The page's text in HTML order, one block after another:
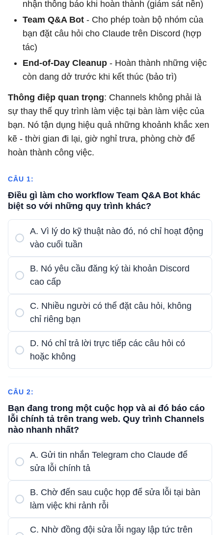
nhận thông báo khi hoàn thành (giám sát nền)
Team Q&A Bot - Cho phép toàn bộ nhóm của
bạn đặt câu hỏi cho Claude trên Discord (hợp
tác)
End-of-Day Cleanup - Hoàn thành những việc
còn dang dở trước khi kết thúc (bảo trì)
Thông điệp quan trọng: Channels không phải là
sự thay thế quy trình làm việc tại bàn làm việc của
bạn. Nó tận dụng hiệu quả những khoảnh khắc xen
kẽ - thời gian đi lại, giờ nghỉ trưa, phòng chờ để
hoàn thành công việc.
CÂU 1:
Điều gì làm cho workflow Team Q&A Bot khác
biệt so với những quy trình khác?
A. Vì lý do kỹ thuật nào đó, nó chỉ hoạt động
vào cuối tuần
B. Nó yêu cầu đăng ký tài khoản Discord
cao cấp
C. Nhiều người có thể đặt câu hỏi, không
chỉ riêng bạn
D. Nó chỉ trả lời trực tiếp các câu hỏi có
hoặc không
CÂU 2:
Bạn đang trong một cuộc họp và ai đó báo cáo
lỗi chính tả trên trang web. Quy trình Channels
nào nhanh nhất?
A. Gửi tin nhắn Telegram cho Claude để
sửa lỗi chính tả
B. Chờ đến sau cuộc họp để sửa lỗi tại bàn
làm việc khi rảnh rỗi
C. Nhờ đồng đội sửa lỗi ngay lập tức trên